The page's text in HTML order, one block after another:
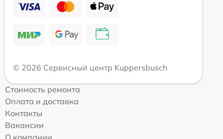
© 2026 Сервисный центр Kuppersbusch
Стоимость ремонта
Оплата и доставка
Контакты
Вакансии